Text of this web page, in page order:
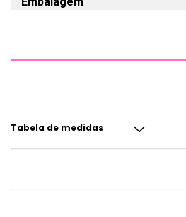
Tabela de medidas